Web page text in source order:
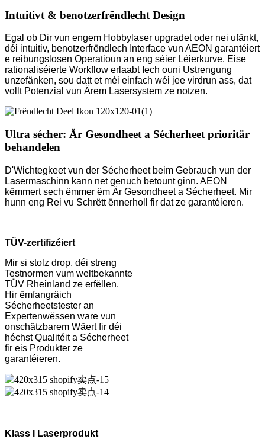
Intuitivt & benotzerfrëndlecht Design
Egal ob Dir vun engem Hobbylaser upgradet oder nei ufänkt,
déi intuitiv, benotzerfrëndlech Interface vun AEON garantéiert
e reibungslosen Operatioun an eng séier Léierkurve. Eise
rationaliséierte Workflow erlaabt Iech ouni Ustrengung
unzefänken, sou datt et méi einfach wéi jee virdrun ass, dat
vollt Potenzial vun Ärem Lasersystem ze notzen.
Ultra sécher: Är Gesondheet a Sécherheet prioritär
behandelen
D'Wichtegkeet vun der Sécherheet beim Gebrauch vun der
Lasermaschinn kann net genuch betount ginn. AEON
këmmert sech ëmmer ëm Är Gesondheet a Sécherheet. Mir
hunn eng Rei vu Schrëtt ënnerholl fir dat ze garantéieren.
TÜV-zertifizéiert
Mir si stolz drop, déi streng
Testnormen vum weltbekannte
TÜV Rheinland ze erfëllen.
Hir ëmfangräich
Sécherheetstester an
Expertenwëssen ware vun
onschätzbarem Wäert fir déi
héchst Qualitéit a Sécherheet
fir eis Produkter ze
garantéieren.
Klass I Laserprodukt